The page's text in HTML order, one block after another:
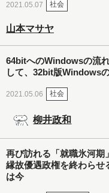
2021.05.07 社会
山本マサヤ
64bitへのWindowsの流
して、32bit版Windows
2021.05.06 社会
柳井政和
再び訪れる「就職氷河期
縁故優遇政権を終わらせ
は今